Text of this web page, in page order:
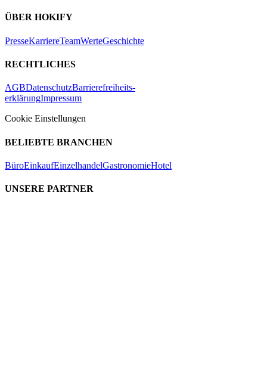
ÜBER HOKIFY
PresseKarriereTeamWerteGeschichte
RECHTLICHES
AGBDatenschutzBarrierefreiheits-
erklärungImpressum
Cookie Einstellungen
BELIEBTE BRANCHEN
BüroEinkaufEinzelhandelGastronomieHotel
UNSERE PARTNER